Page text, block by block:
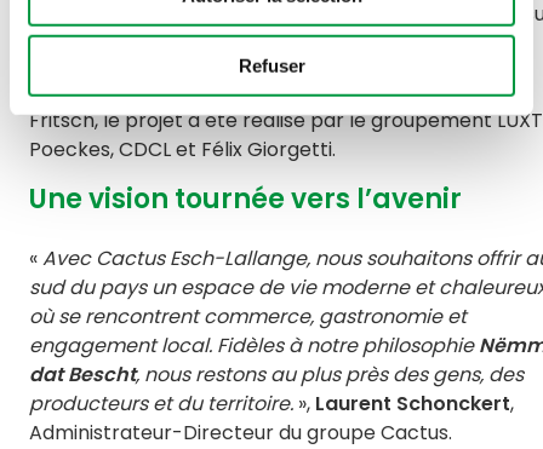
Refuser
architecturale durable, parfaitement intégrée au
urbain eschois.
Conçu par le bureau d’architectes Beiler / François /
Fritsch, le projet a été réalisé par le groupement
Poeckes, CDCL et Félix Giorgetti.
Une vision tournée vers l’avenir
«Avec Cactus Esch-Lallange, nous souhaitons offrir
sud du pays un espace de vie moderne et
où se rencontrent commerce, gastronomie et
engagement local. Fidèles à notre philosophie
dat Bescht, nous restons au plus près des gens, des
producteurs et du territoire. », Laurent Schonckert,
Administrateur-Directeur du groupe Cactus.